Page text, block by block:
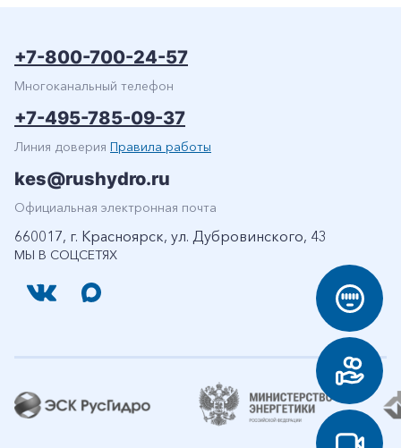
МЫ В СОЦСЕТЯХ
+7-800-700-24-57
Многоканальный телефон
+7-495-785-09-37
Линия доверия Правила работы
kes@rushydro.ru
Официальная электронная почта
660017, г. Красноярск, ул. Дубровинского, 43